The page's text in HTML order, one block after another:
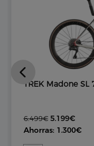
TREK Madone SL
6.499€ 5.199€
Ahorras: 1.300€